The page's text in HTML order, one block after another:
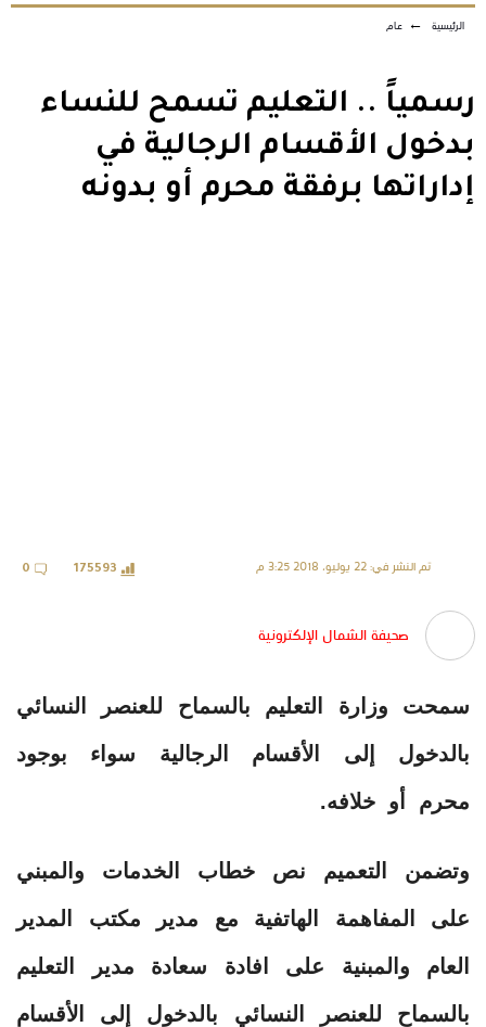
الرئيسية ← عام
رسمياً .. التعليم تسمح للنساء
بدخول الأقسام الرجالية في
إداراتها برفقة محرم أو بدونه
تم النشر في: 22 يوليو، 2018 3:25 م 175593
0
صحيفة الشمال الإلكترونية
سمحت وزارة التعليم بالسماح للعنصر النسائي
بالدخول إلى الأقسام الرجالية سواء بوجود
محرم أو خلافه.
وتضمن التعميم نص خطاب الخدمات والمبني
على المفاهمة الهاتفية مع مدير مكتب المدير
العام والمبنية على افادة سعادة مدير التعليم
بالسماح للعنصر النسائي بالدخول إلى الأقسام